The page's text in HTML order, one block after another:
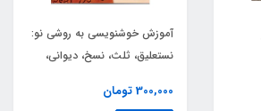
آموزش خوشنویسی به روشی نو:
نستعلیق، ثلث، نسخ، دیوانی،
300,000 تومان